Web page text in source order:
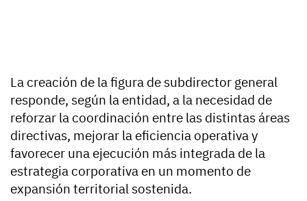
La creación de la figura de subdirector general
responde, según la entidad, a la necesidad de
reforzar la coordinación entre las distintas áreas
directivas, mejorar la eficiencia operativa y
favorecer una ejecución más integrada de la
estrategia corporativa en un momento de
expansión territorial sostenida.